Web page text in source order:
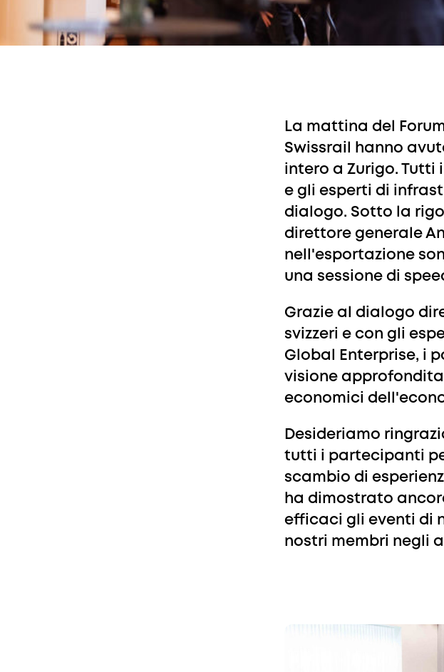
La mattina del
Swissrail hanno
intero a Zurigo. Tutti
e gli esperti di
dialogo. Sotto la
direttore generale
nell'esportazione
una sessione di
Grazie al dialogo
svizzeri e con gli
Global Enterprise, i
visione
economici
Desideriamo
tutti i partecipanti
scambio di
ha dimostrato
efficaci gli eventi di
nostri membri negli